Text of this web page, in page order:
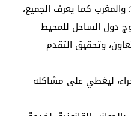
كما يعرف الجميع،
دول الساحل للمحيط
وتحقيق التقدم
ليغطي على مشاكله